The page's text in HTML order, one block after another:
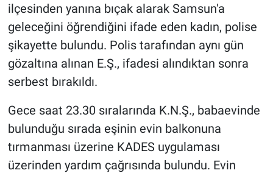
ilçesinden yanına bıçak alarak Samsun'a
geleceğini öğrendiğini ifade eden kadın, polise
şikayette bulundu. Polis tarafından aynı gün
gözaltına alınan E.Ş., ifadesi alındıktan sonra
serbest bırakıldı.
Gece saat 23.30 sıralarında K.N.Ş., babaevinde
bulunduğu sırada eşinin evin balkonuna
tırmanması üzerine KADES uygulaması
üzerinden yardım çağrısında bulundu. Evin